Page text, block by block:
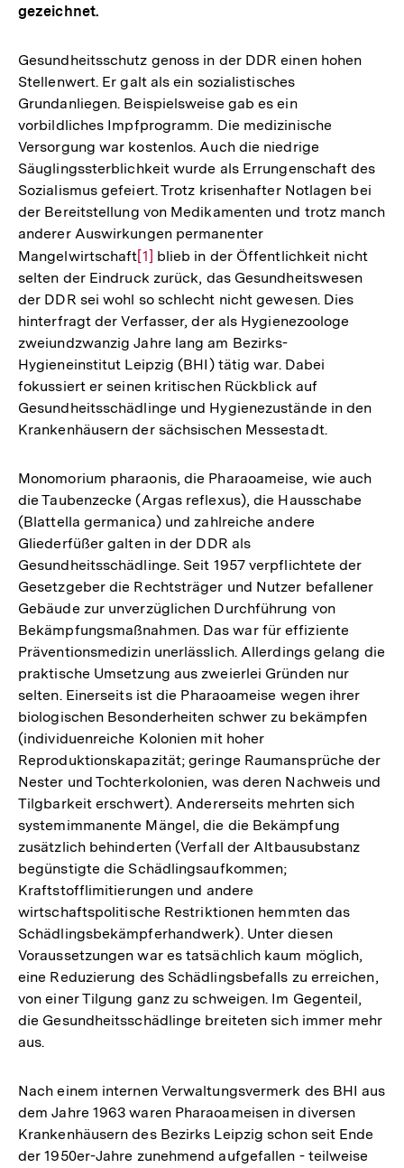
gezeichnet.
Gesundheitsschutz genoss in der DDR einen hohen
Stellenwert. Er galt als ein sozialistisches
Grundanliegen. Beispielsweise gab es ein
vorbildliches Impfprogramm. Die medizinische
Versorgung war kostenlos. Auch die niedrige
Säuglingssterblichkeit wurde als Errungenschaft des
Sozialismus gefeiert. Trotz krisenhafter Notlagen bei
der Bereitstellung von Medikamenten und trotz manch
anderer Auswirkungen permanenter
MangelwirtschaftZur
Auflösung
der
Fußnote
[1] blieb in der Öffentlichkeit nicht
selten der Eindruck zurück, das Gesundheitswesen
der DDR sei wohl so schlecht nicht gewesen. Dies
hinterfragt der Verfasser, der als Hygienezoologe
zweiundzwanzig Jahre lang am Bezirks-
Hygieneinstitut Leipzig (BHI) tätig war. Dabei
fokussiert er seinen kritischen Rückblick auf
Gesundheitsschädlinge und Hygienezustände in den
Krankenhäusern der sächsischen Messestadt.
Monomorium pharaonis, die Pharaoameise, wie auch
die Taubenzecke (Argas reflexus), die Hausschabe
(Blattella germanica) und zahlreiche andere
Gliederfüßer galten in der DDR als
Gesundheitsschädlinge. Seit 1957 verpflichtete der
Gesetzgeber die Rechtsträger und Nutzer befallener
Gebäude zur unverzüglichen Durchführung von
Bekämpfungsmaßnahmen. Das war für effiziente
Präventionsmedizin unerlässlich. Allerdings gelang die
praktische Umsetzung aus zweierlei Gründen nur
selten. Einerseits ist die Pharaoameise wegen ihrer
biologischen Besonderheiten schwer zu bekämpfen
(individuenreiche Kolonien mit hoher
Reproduktionskapazität; geringe Raumansprüche der
Nester und Tochterkolonien, was deren Nachweis und
Tilgbarkeit erschwert). Andererseits mehrten sich
systemimmanente Mängel, die die Bekämpfung
zusätzlich behinderten (Verfall der Altbausubstanz
begünstigte die Schädlingsaufkommen;
Kraftstofflimitierungen und andere
wirtschaftspolitische Restriktionen hemmten das
Schädlingsbekämpferhandwerk). Unter diesen
Voraussetzungen war es tatsächlich kaum möglich,
eine Reduzierung des Schädlingsbefalls zu erreichen,
von einer Tilgung ganz zu schweigen. Im Gegenteil,
die Gesundheitsschädlinge breiteten sich immer mehr
aus.
Nach einem internen Verwaltungsvermerk des BHI aus
dem Jahre 1963 waren Pharaoameisen in diversen
Krankenhäusern des Bezirks Leipzig schon seit Ende
der 1950er-Jahre zunehmend aufgefallen - teilweise